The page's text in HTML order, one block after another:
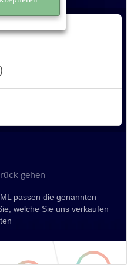
gehen
passen die genannten
welche Sie uns verkaufen